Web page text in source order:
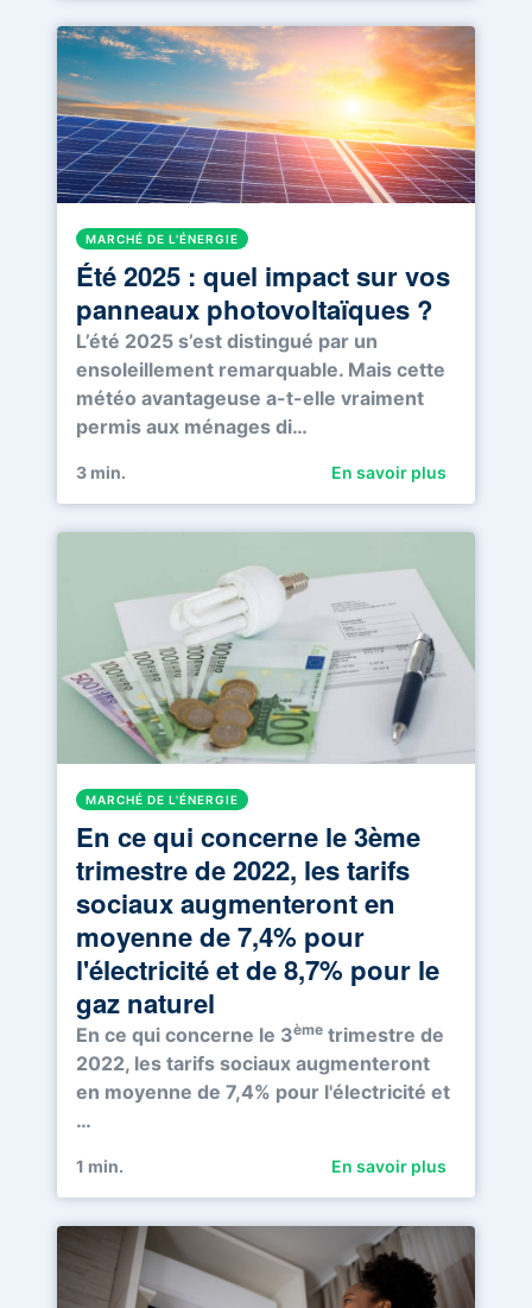
MARCHÉ DE L'ÉNERGIE
Été 2025 : quel impact sur vos
panneaux photovoltaïques ?
L’été 2025 s’est distingué par un
ensoleillement remarquable. Mais cette
météo avantageuse a-t-elle vraiment
permis aux ménages di…
3 min. En savoir plus
MARCHÉ DE L'ÉNERGIE
En ce qui concerne le 3ème
trimestre de 2022, les tarifs
sociaux augmenteront en
moyenne de 7,4% pour
l'électricité et de 8,7% pour le
gaz naturel
En ce qui concerne le 3ème trimestre de
2022, les tarifs sociaux augmenteront
en moyenne de 7,4% pour l'électricité et
…
1 min. En savoir plus